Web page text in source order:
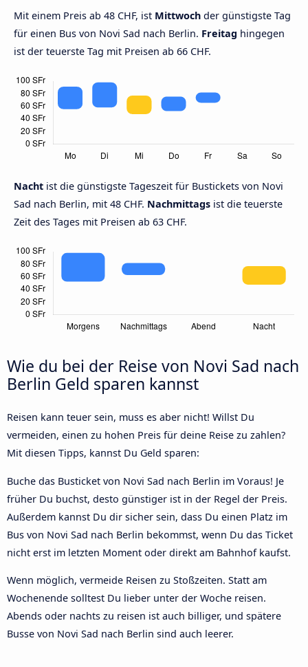
Mit einem Preis ab 48 CHF, ist Mittwoch der günstigste Tag
für einen Bus von Novi Sad nach Berlin. Freitag hingegen
ist der teuerste Tag mit Preisen ab 66 CHF.
Nacht ist die günstigste Tageszeit für Bustickets von Novi
Sad nach Berlin, mit 48 CHF. Nachmittags ist die teuerste
Zeit des Tages mit Preisen ab 63 CHF.
Wie du bei der Reise von Novi Sad nach
Berlin Geld sparen kannst
Reisen kann teuer sein, muss es aber nicht! Willst Du
vermeiden, einen zu hohen Preis für deine Reise zu zahlen?
Mit diesen Tipps, kannst Du Geld sparen:
Buche das Busticket von Novi Sad nach Berlin im Voraus! Je
früher Du buchst, desto günstiger ist in der Regel der Preis.
Außerdem kannst Du dir sicher sein, dass Du einen Platz im
Bus von Novi Sad nach Berlin bekommst, wenn Du das Ticket
nicht erst im letzten Moment oder direkt am Bahnhof kaufst.
Wenn möglich, vermeide Reisen zu Stoßzeiten. Statt am
Wochenende solltest Du lieber unter der Woche reisen.
Abends oder nachts zu reisen ist auch billiger, und spätere
Busse von Novi Sad nach Berlin sind auch leerer.